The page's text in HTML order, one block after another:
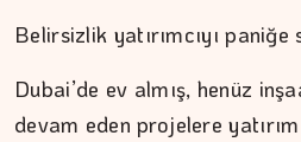
Belirsizlik yatırımcıyı
Dubai’de ev almış, henüz
devam eden projelere